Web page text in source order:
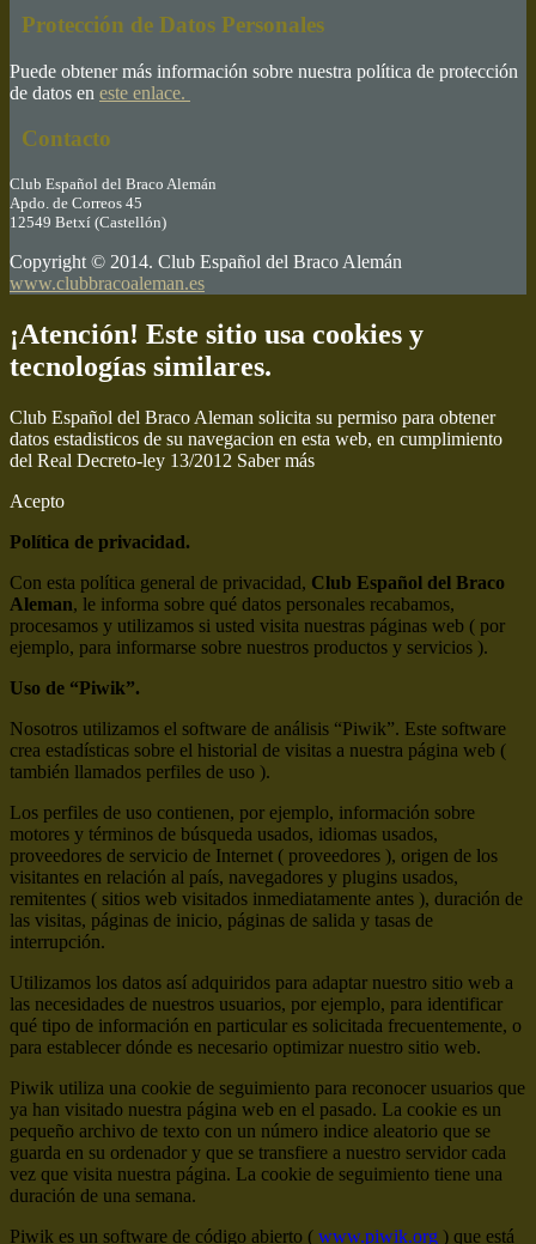
Protección de Datos Personales
Puede obtener más información sobre nuestra política de protección
de datos en este enlace.
Contacto
Club Español del Braco Alemán
Apdo. de Correos 45
12549 Betxí (Castellón)
Copyright © 2014. Club Español del Braco Alemán
www.clubbracoaleman.es
¡Atención! Este sitio usa cookies y
tecnologías similares.
Club Español del Braco Aleman solicita su permiso para obtener
datos estadisticos de su navegacion en esta web, en cumplimiento
del Real Decreto-ley 13/2012 Saber más
Acepto
Política de privacidad.
Con esta política general de privacidad, Club Español del Braco
Aleman, le informa sobre qué datos personales recabamos,
procesamos y utilizamos si usted visita nuestras páginas web ( por
ejemplo, para informarse sobre nuestros productos y servicios ).
Uso de “Piwik”.
Nosotros utilizamos el software de análisis “Piwik”. Este software
crea estadísticas sobre el historial de visitas a nuestra página web (
también llamados perfiles de uso ).
Los perfiles de uso contienen, por ejemplo, información sobre
motores y términos de búsqueda usados, idiomas usados,
proveedores de servicio de Internet ( proveedores ), origen de los
visitantes en relación al país, navegadores y plugins usados,
remitentes ( sitios web visitados inmediatamente antes ), duración de
las visitas, páginas de inicio, páginas de salida y tasas de
interrupción.
Utilizamos los datos así adquiridos para adaptar nuestro sitio web a
las necesidades de nuestros usuarios, por ejemplo, para identificar
qué tipo de información en particular es solicitada frecuentemente, o
para establecer dónde es necesario optimizar nuestro sitio web.
Piwik utiliza una cookie de seguimiento para reconocer usuarios que
ya han visitado nuestra página web en el pasado. La cookie es un
pequeño archivo de texto con un número indice aleatorio que se
guarda en su ordenador y que se transfiere a nuestro servidor cada
vez que visita nuestra página. La cookie de seguimiento tiene una
duración de una semana.
Piwik es un software de código abierto ( www.piwik.org ) que está